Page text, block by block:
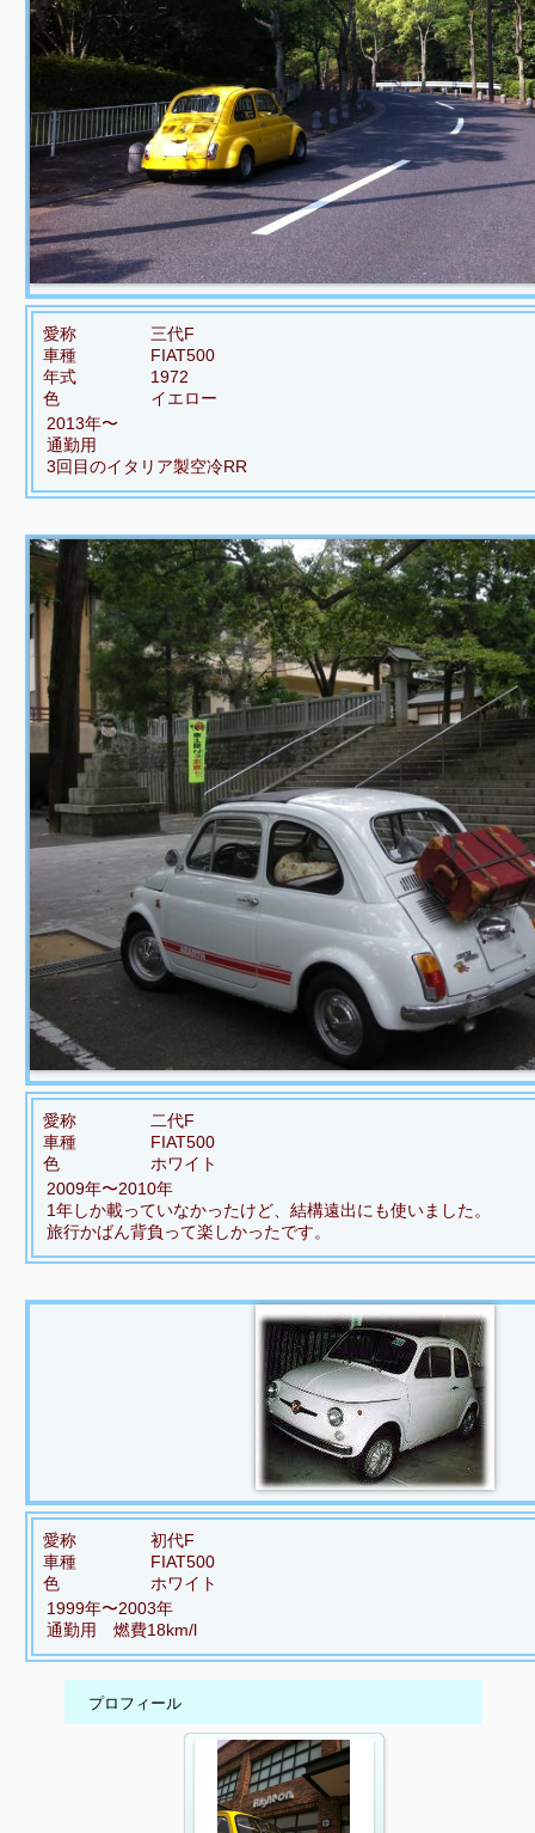
愛称
三代F
車種
FIAT500
年式
1972
色
イエロー
2013年〜
通勤用
3回目のイタリア製空冷RR
愛称
二代F
車種
FIAT500
色
ホワイト
2009年〜2010年
1年しか載っていなかったけど、結構遠出にも使いました。
旅行かばん背負って楽しかったです。
愛称
初代F
車種
FIAT500
色
ホワイト
1999年〜2003年
通勤用 燃費18km/l
プロフィール